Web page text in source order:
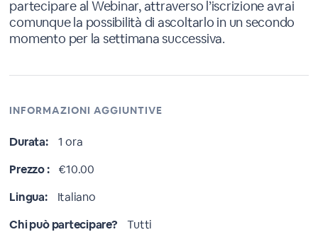
partecipare al Webinar, attraverso l’iscrizione avrai
comunque la possibilità di ascoltarlo in un secondo
momento per la settimana successiva.
INFORMAZIONI AGGIUNTIVE
Durata:
1 ora
Prezzo :
€10.00
Lingua:
Italiano
Chi può partecipare?
Tutti